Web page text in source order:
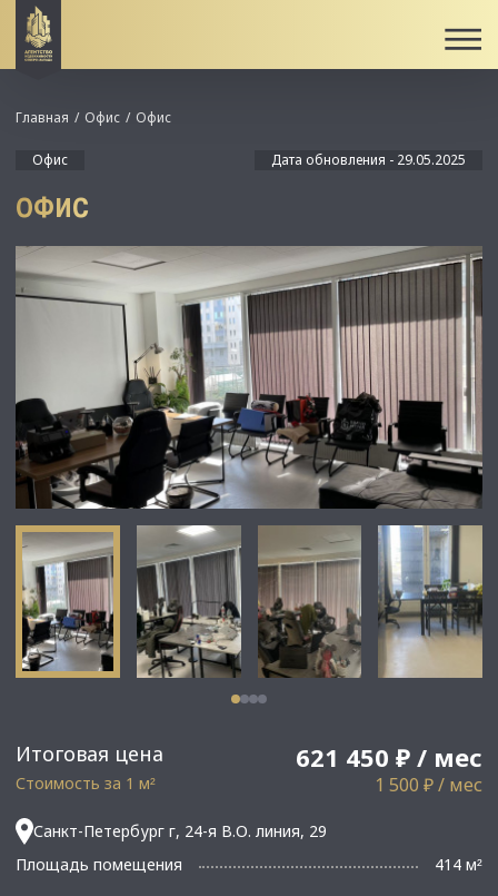
Итоговая цена 621 450 ₽ / мес
Стоимость за 1 м² 1 500 ₽ / мес
Санкт-Петербург г, 24-я В.О. линия, 29
Площадь помещения
414 м²
Главная Офис Офис
Офис Дата обновления - 29.05.2025
ОФИС